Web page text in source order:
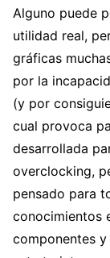
Alguno puede
utilidad real,
gráficas
por la
(y por
cual provoca
desarrollada
overclocking,
pensado para
conocimientos
componentes